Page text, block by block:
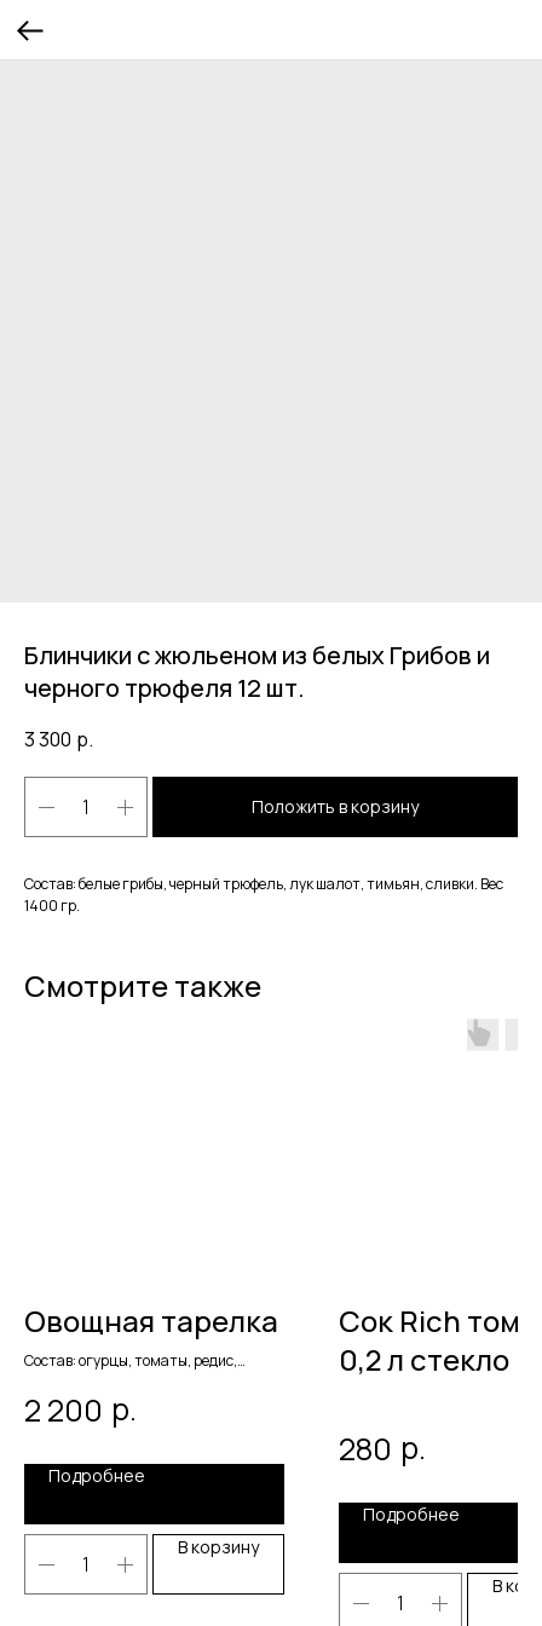
Блинчики с жюльеном из белых Грибов и
черного трюфеля 12 шт.
3 300 р.
Положить в корзину
Состав: белые грибы, черный трюфель, лук шалот, тимьян, сливки. Вес
1400 гр.
Смотрите также
Овощная тарелка
Состав: огурцы, томаты, редис,
зелень. Вес 1500 гр.
2 200 р.
Подробнее
В корзину
Сок Rich
0,2 л стекло
280 р.
Подробнее
В